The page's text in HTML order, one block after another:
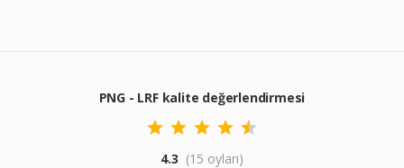
PNG - LRF kalite değerlendirmesi
4.3 (15 oyları)